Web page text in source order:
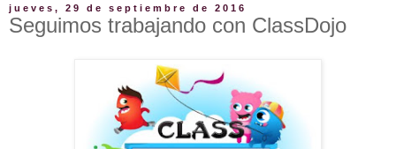
jueves, 29 de septiembre de 2016
Seguimos trabajando con ClassDojo